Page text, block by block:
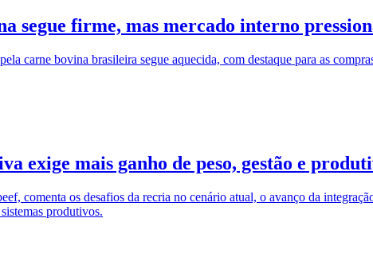
segue firme, mas mercado interno
carne bovina brasileira segue aquecida, com destaque para as
exige mais ganho de peso, gestão e
comenta os desafios da recria no cenário atual, o avanço da
produtivos.